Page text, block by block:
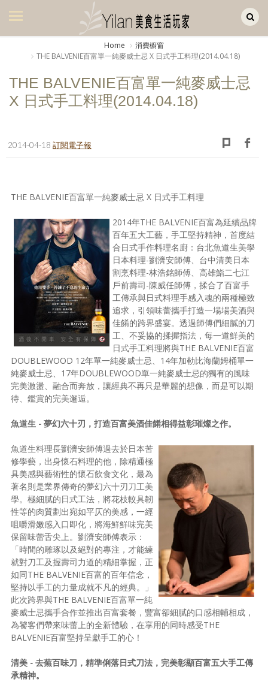
美食集
美飲集
廚房集
旅遊集
餐桌週記
享樂隨手拍
照相簿
影音區
創意出版服務
歷史區
關於Yilan
個人著作
活動實況記錄
媒體報導一覽
合作與代言
訂閱電子報
Home
消費櫥窗
THE BALVENIE百富單一純麥威士忌 X 日式手工料理(2014.04.18)
THE BALVENIE百富單一純麥威士忌
X 日式手工料理(2014.04.18)
2014-04-18 訂閱電子報
THE BALVENIE百富單一純麥威士忌 X 日式手工料理
2014年THE BALVENIE百富為延續品牌
百年五大工藝，手工堅持精神，首度結
合日式手作料理名廚：台北魚道生美學
日本料理-劉濟安師傅、台中清美日本
割烹料理-林浩銘師傅、高雄鮨二七江
戶前壽司-陳威任師傅，揉合了百富手
工傳承與日式料理手感入魂的兩種極致
追求，引領味蕾攜手打造一場場美酒與
佳餚的跨界盛宴。透過師傅們細膩的刀
工、不妥協的揉握指法，每一道鮮美的
日式手工料理將與THE BALVENIE百富
DOUBLEWOOD 12年單一純麥威士忌、14年加勒比海蘭姆桶單一
純麥威士忌、17年DOUBLEWOOD單一純麥威士忌的獨有的風味
完美激盪、融合而奔放，讓經典不再只是華麗的想像，而是可以期
待、鑑賞的完美邂逅。
魚道生 - 夢幻六十刃，打造百富美酒佳餚相得益彰璀燦之作。
魚道生料理長劉濟安師傅過去於日本苦
修學藝，出身懷石料理的他，除精通極
具美感與藝術性的懷石飲食文化，最為
著名則是業界傳奇的夢幻六十刃刀工美
學。極細膩的日式工法，將花枝較具韌
性等的肉質劃出宛如平仄的美感，一經
咀嚼滑嫩感入口即化，將海鮮鮮味完美
保留味蕾舌尖上。劉濟安師傅表示：
「時間的雕琢以及絕對的專注，才能練
就對刀工及握壽司力道的精細掌握，正
如同THE BALVENIE百富的百年信念，
堅持以手工的力量成就不凡的經典。」
此次跨界與THE BALVENIE百富單一純
麥威士忌攜手合作並推出百富套餐，豐富卻細膩的口感相輔相成，
為饕客們帶來味蕾上的全新體驗，在享用的同時感受THE
BALVENIE百富堅持呈獻手工的心！
清美 - 去蕪百味刀，精準俐落日式刀法，完美彰顯百富五大手工傳
承精神。